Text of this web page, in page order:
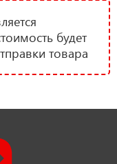
будет
товара